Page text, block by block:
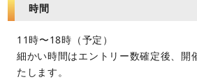
時間
11時〜18時（予定）
細かい時間はエントリー数確定後、開
たします。